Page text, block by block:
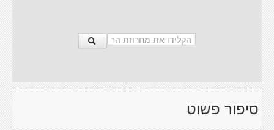
סיפור פשוט